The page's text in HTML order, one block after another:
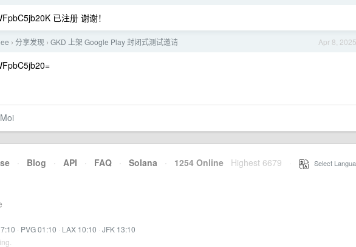
已注册 谢谢！
Apr 8, 2025
› 分享发现 › GKD 上架 Google Play 封闭式测试邀请
· Blog · API · FAQ · Solana · 1254 Online Highest 6679 Select
· PVG 01:10 · LAX 10:10 · JFK 13:10